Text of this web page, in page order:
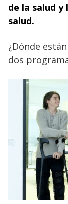
de la salud
salud.
¿Dónde
dos